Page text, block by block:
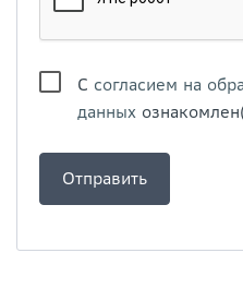
С согласием на
данных